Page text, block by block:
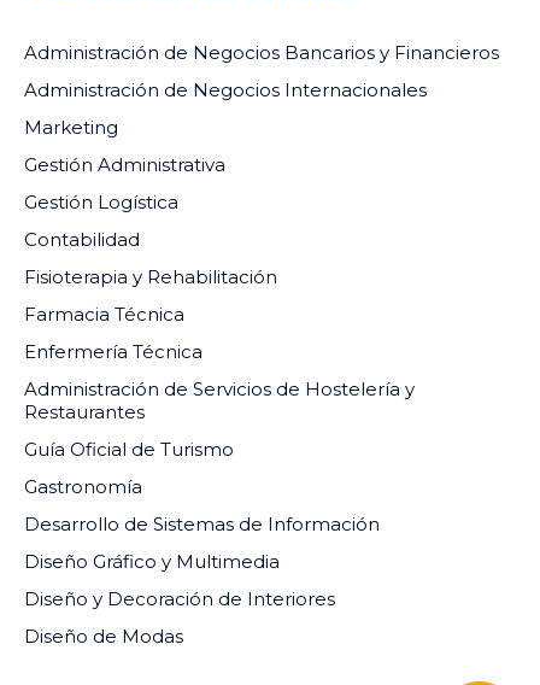
Administración de Negocios Bancarios y Financieros
Administración de Negocios Internacionales
Marketing
Gestión Administrativa
Gestión Logística
Contabilidad
Fisioterapia y Rehabilitación
Farmacia Técnica
Enfermería Técnica
Administración de Servicios de Hostelería y
Restaurantes
Guía Oficial de Turismo
Gastronomía
Desarrollo de Sistemas de Información
Diseño Gráfico y Multimedia
Diseño y Decoración de Interiores
Diseño de Modas